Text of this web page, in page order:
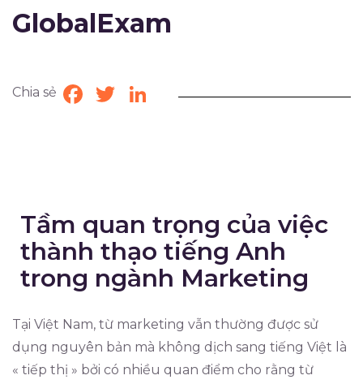
GlobalExam
Chia sẻ Facebook
TwitterLinkedIn
Tầm quan trọng của việc
thành thạo tiếng Anh
trong ngành Marketing
Tại Việt Nam, từ marketing vẫn thường được sử
dụng nguyên bản mà không dịch sang tiếng Việt là
« tiếp thị » bởi có nhiều quan điểm cho rằng từ